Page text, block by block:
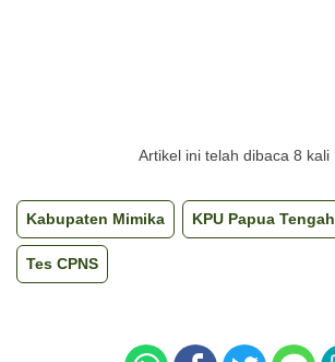
Artikel ini telah dibaca 8 kali
Kabupaten Mimika KPU Papua Tengah
Tes CPNS